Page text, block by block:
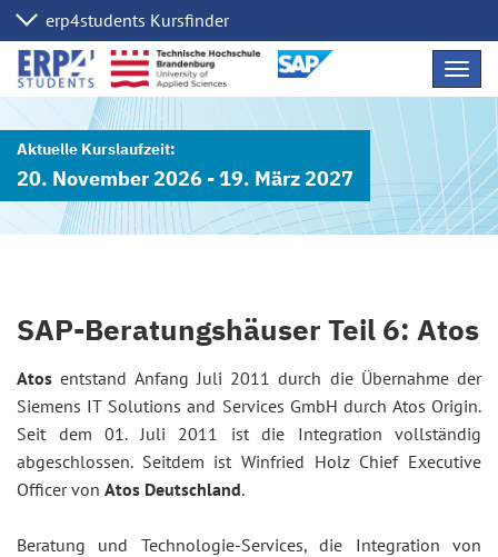
20. November 2026 - 19. März 2027
SAP-Beratungshäuser Teil 6: Atos
Atos entstand Anfang Juli 2011 durch die Übernahme der
Siemens IT Solutions and Services GmbH durch Atos Origin.
Seit dem 01. Juli 2011 ist die Integration vollständig
abgeschlossen. Seitdem ist Winfried Holz Chief Executive
Officer von Atos Deutschland.
Beratung und Technologie-Services, die Integration von